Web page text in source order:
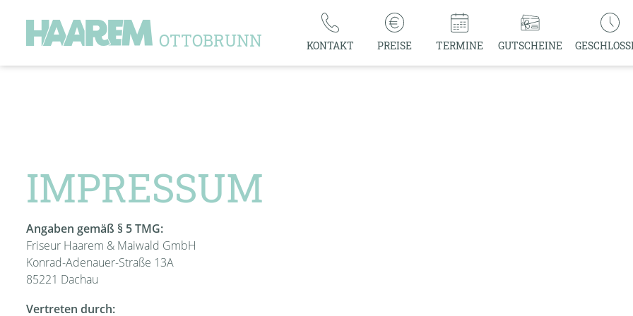
OTTOBRUNN KONTAKT PREISE TERMINE GUTSCHEINE
IMPRESSUM
Angaben gemäß § 5 TMG:
Friseur Haarem & Maiwald GmbH
Konrad-Adenauer-Straße 13A
85221 Dachau
Vertreten durch: